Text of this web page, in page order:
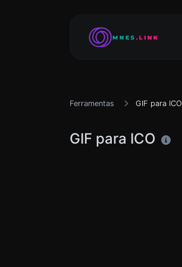
Ferramentas GIF para ICO
GIF para ICO